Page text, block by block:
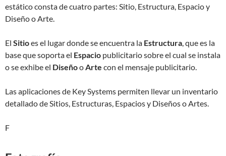
estático consta de cuatro partes: Sitio, Estructura, Espacio y
Diseño o Arte.
El Sitioes el lugar donde se encuentra la Estructura, que es la
base que soporta el Espacio publicitario sobre el cual se instala
o se exhibe el DiseñooArte con el mensaje publicitario.
Las aplicaciones de Key Systems permiten llevar un inventario
detallado de Sitios, Estructuras, Espacios y Diseños o Artes.
F